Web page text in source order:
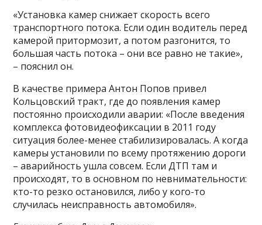
«Установка камер снижает скорость всего
транспортного потока. Если один водитель перед
камерой притормозит, а потом разгонится, то
большая часть потока – они все равно не такие»,
– пояснил он.
В качестве примера Антон Попов привел
Кольцовский тракт, где до появления камер
постоянно происходили аварии: «После введения
комплекса фотовидеофиксации в 2011 году
ситуация более-менее стабилизировалась. А когда
камеры установили по всему протяжению дороги
– аварийность ушла совсем. Если ДТП там и
происходят, то в основном по невнимательности:
кто-то резко остановился, либо у кого-то
случилась неисправность автомобиля».